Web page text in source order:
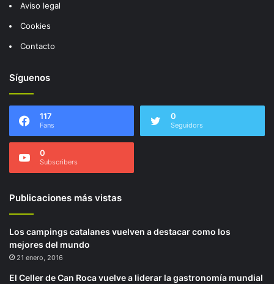
Aviso legal
Cookies
Contacto
Síguenos
117
Fans
0
Seguidors
0
Subscribers
Publicaciones más vistas
Los campings catalanes vuelven a destacar como los
mejores del mundo
21 enero, 2016
El Celler de Can Roca vuelve a liderar la gastronomía mundial